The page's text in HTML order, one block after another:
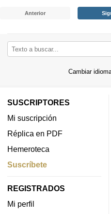
Anterior
Cambiar
SUSCRIPTORES
Mi suscripción
Réplica en PDF
Hemeroteca
Suscríbete
REGISTRADOS
Mi perfil